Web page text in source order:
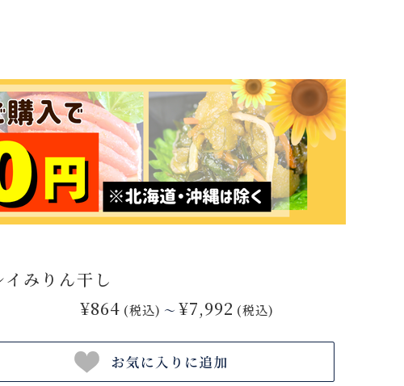
イみりん干し
¥864 (税込) ～ ¥7,992 (税込)